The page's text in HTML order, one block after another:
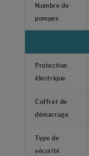
Nombre de
pompes
Protection
électrique
Coffret de
démarrage
Type de
sécurité